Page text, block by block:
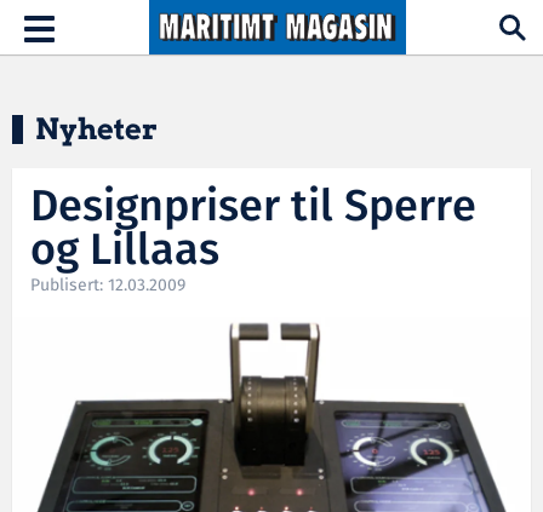
Hopp til hovedinnhold
Toggle
navigation
Nyheter
Designpriser til Sperre
og Lillaas
Publisert: 12.03.2009